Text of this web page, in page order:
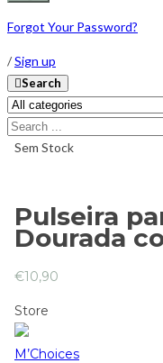
Forgot Your Password?
/Sign up
Search
Sem Stock
Pulseira
Dourada
€10,90
Store
M’Choices